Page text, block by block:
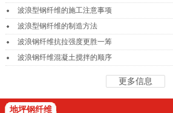
波浪型钢纤维的施工注意事项
波浪型钢纤维的制造方法
波浪钢纤维抗拉强度更胜一筹
波浪钢纤维混凝土搅拌的顺序
更多信息
地坪钢纤维